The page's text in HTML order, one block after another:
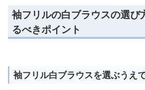
袖フリルの白ブラウスの選び
るべきポイント
袖フリル白ブラウスを選ぶうえ